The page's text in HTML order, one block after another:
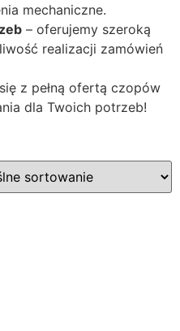
mechaniczne.
– oferujemy szeroką
realizacji zamówień
z pełną ofertą czopów
dla Twoich potrzeb!